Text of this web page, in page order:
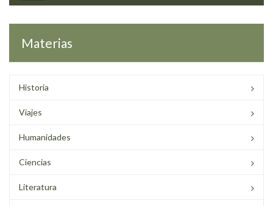
Materias
Historia
Viajes
Humanidades
Ciencias
Literatura